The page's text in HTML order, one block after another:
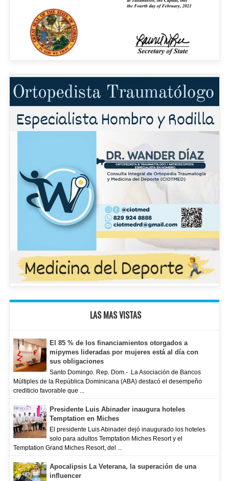
LAS MAS VISTAS
El 85 % de los financiamientos otorgados a
mipymes lideradas por mujeres está al día con
sus obligaciones
Santo Domingo. Rep. Dom.- La Asociación de Bancos
Múltiples de la República Dominicana (ABA) destacó el desempeño
crediticio favorable que ...
Presidente Luis Abinader inaugura hoteles
Temptation en Miches
El presidente Luis Abinader dejó inaugurado los hoteles
solo para adultos Temptation Miches Resort y el
Temptation Grand Miches Resort, del ...
Apocalipsis La Veterana, la superación de una
influencer